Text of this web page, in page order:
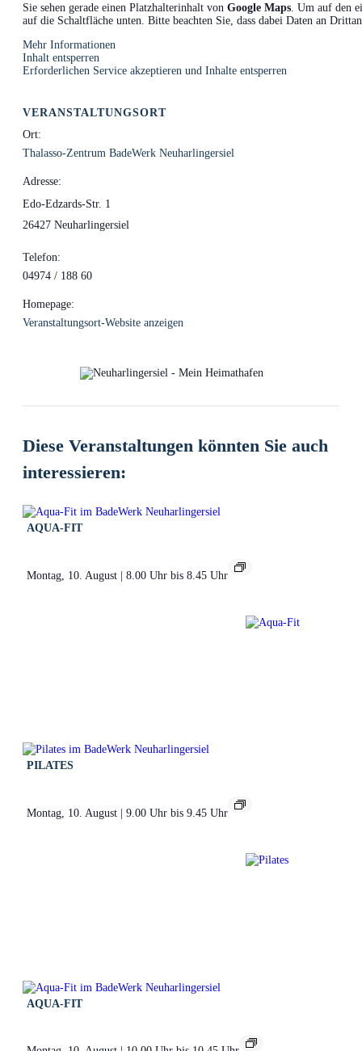
VERANSTALTUNGSORT
Ort:
Thalasso-Zentrum BadeWerk Neuharlingersiel
Adresse:
Edo-Edzards-Str. 1
26427 Neuharlingersiel
Telefon:
04974 / 188 60
Homepage:
Veranstaltungsort-Website anzeigen
Sie sehen gerade einen Platzhalterinhalt von Google Maps. Um auf den
auf die Schaltfläche unten. Bitte beachten Sie, dass dabei Daten an
Mehr Informationen
Inhalt entsperren
Erforderlichen Service akzeptieren und Inhalte entsperren
Diese Veranstaltungen könnten Sie auch
interessieren:
AQUA-FIT
Montag, 10. August | 8.00 Uhr bis 8.45 Uhr
PILATES
Montag, 10. August | 9.00 Uhr bis 9.45 Uhr
AQUA-FIT